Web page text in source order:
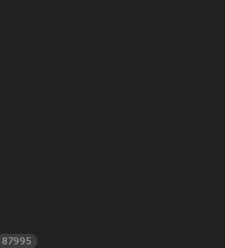
87995